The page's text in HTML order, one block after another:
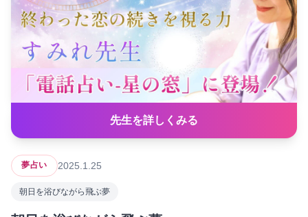
先生を詳しくみる
夢占い 2025.1.25
朝日を浴びながら飛ぶ夢